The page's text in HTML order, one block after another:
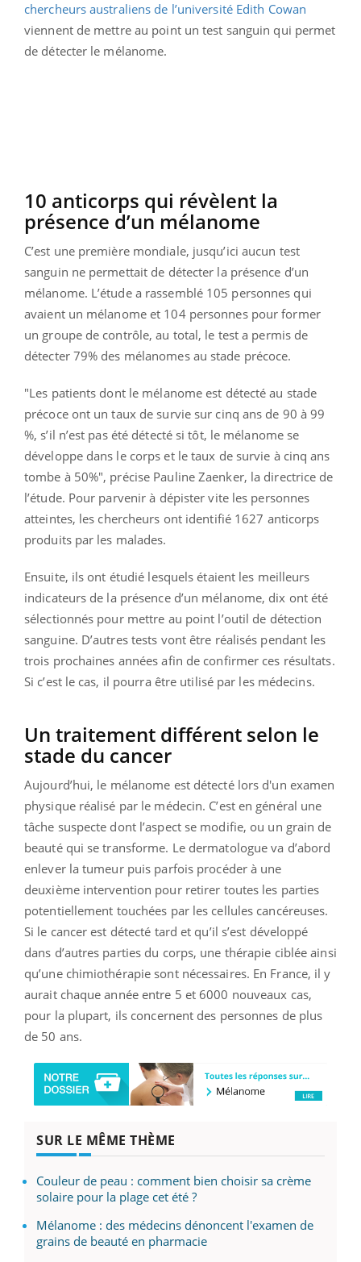
chercheurs australiens de l’université Edith Cowan
viennent de mettre au point un test sanguin qui permet
de détecter le mélanome.
10 anticorps qui révèlent la
présence d’un mélanome
C’est une première mondiale, jusqu’ici aucun test
sanguin ne permettait de détecter la présence d’un
mélanome. L’étude a rassemblé 105 personnes qui
avaient un mélanome et 104 personnes pour former
un groupe de contrôle, au total, le test a permis de
détecter 79% des mélanomes au stade précoce.
"Les patients dont le mélanome est détecté au stade
précoce ont un taux de survie sur cinq ans de 90 à 99
%, s’il n’est pas été détecté si tôt, le mélanome se
développe dans le corps et le taux de survie à cinq ans
tombe à 50%", précise Pauline Zaenker, la directrice de
l’étude. Pour parvenir à dépister vite les personnes
atteintes, les chercheurs ont identifié 1627 anticorps
produits par les malades.
Ensuite, ils ont étudié lesquels étaient les meilleurs
indicateurs de la présence d’un mélanome, dix ont été
sélectionnés pour mettre au point l’outil de détection
sanguine. D’autres tests vont être réalisés pendant les
trois prochaines années afin de confirmer ces résultats.
Si c’est le cas, il pourra être utilisé par les médecins.
Un traitement différent selon le
stade du cancer
Aujourd’hui, le mélanome est détecté lors d'un examen
physique réalisé par le médecin. C’est en général une
tâche suspecte dont l’aspect se modifie, ou un grain de
beauté qui se transforme. Le dermatologue va d’abord
enlever la tumeur puis parfois procéder à une
deuxième intervention pour retirer toutes les parties
potentiellement touchées par les cellules cancéreuses.
Si le cancer est détecté tard et qu’il s’est développé
dans d’autres parties du corps, une thérapie ciblée ainsi
qu’une chimiothérapie sont nécessaires. En France, il y
aurait chaque année entre 5 et 6000 nouveaux cas,
pour la plupart, ils concernent des personnes de plus
de 50 ans.
SUR LE MÊME THÈME
Couleur de peau : comment bien choisir sa crème
solaire pour la plage cet été ?
Mélanome : des médecins dénoncent l'examen de
grains de beauté en pharmacie